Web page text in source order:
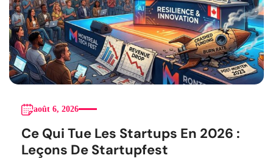
août 6, 2026
Ce Qui Tue Les Startups En 2026 :
Leçons De Startupfest